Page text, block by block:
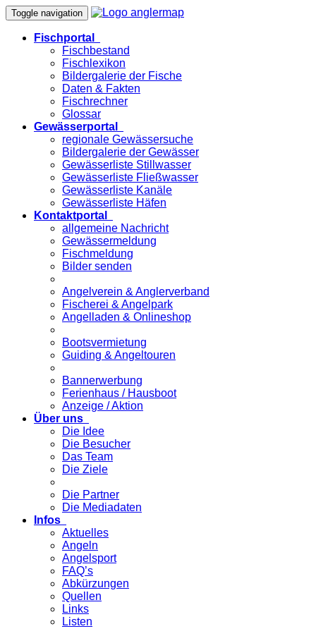
Toggle navigation
Fischportal
Fischbestand
Fischlexikon
Bildergalerie der Fische
Daten & Fakten
Fischrechner
Glossar
Gewässerportal
regionale Gewässersuche
Bildergalerie der Gewässer
Gewässerliste Stillwasser
Gewässerliste Fließwasser
Gewässerliste Kanäle
Gewässerliste Häfen
Kontaktportal
allgemeine Nachricht
Gewässermeldung
Fischmeldung
Bilder senden
Angelverein & Anglerverband
Fischerei & Angelpark
Angelladen & Onlineshop
Bootsvermietung
Guiding & Angeltouren
Bannerwerbung
Ferienhaus / Hausboot
Anzeige / Aktion
Über uns
Die Idee
Die Besucher
Das Team
Die Ziele
Die Partner
Die Mediadaten
Infos
Aktuelles
Angeln
Angelsport
FAQ’s
Abkürzungen
Quellen
Links
Listen